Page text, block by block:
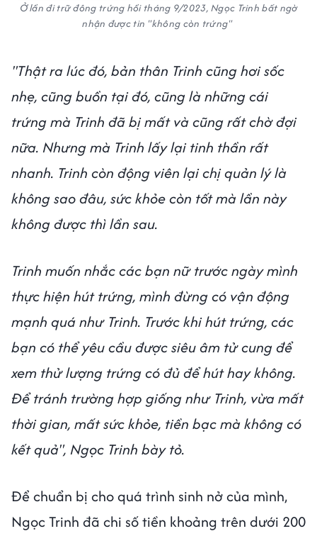
Ở lần đi trữ đông trứng hồi tháng 9/2023, Ngọc Trinh bất ngờ
nhận được tin "không còn trứng"
"Thật ra lúc đó, bản thân Trinh cũng hơi sốc
nhẹ, cũng buồn tại đó, cũng là những cái
trứng mà Trinh đã bị mất và cũng rất chờ đợi
nữa. Nhưng mà Trinh lấy lại tinh thần rất
nhanh. Trinh còn động viên lại chị quản lý là
không sao đâu, sức khỏe còn tốt mà lần này
không được thì lần sau.
Trinh muốn nhắc các bạn nữ trước ngày mình
thực hiện hút trứng, mình đừng có vận động
mạnh quá như Trinh. Trước khi hút trứng, các
bạn có thể yêu cầu được siêu âm tử cung để
xem thử lượng trứng có đủ để hút hay không.
Để tránh trường hợp giống như Trinh, vừa mất
thời gian, mất sức khỏe, tiền bạc mà không có
kết quả", Ngọc Trinh bày tỏ.
Để chuẩn bị cho quá trình sinh nở của mình,
Ngọc Trinh đã chi số tiền khoảng trên dưới 200